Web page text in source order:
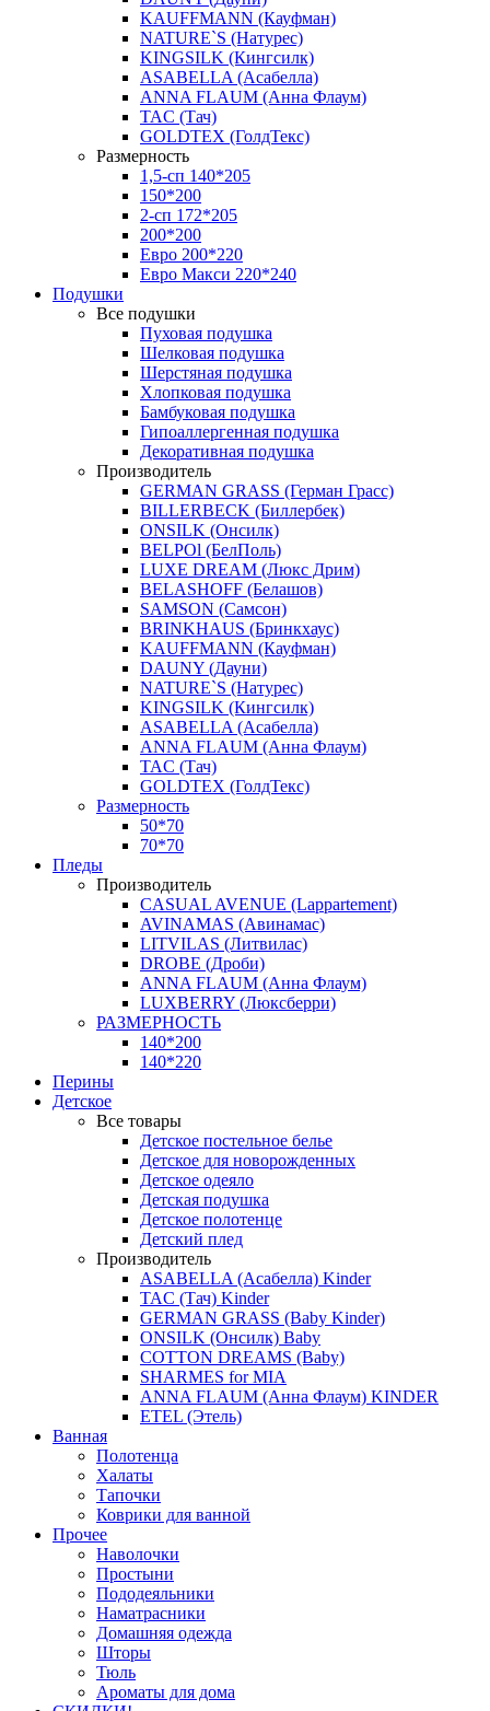
KAUFFMANN (Кауфман)
NATURE`S (Натурес)
KINGSILK (Кингсилк)
ASABELLA (Асабелла)
ANNA FLAUM (Анна Флаум)
TAC (Тач)
GOLDTEX (ГолдТекс)
Размерность
1,5-сп 140*205
150*200
2-сп 172*205
200*200
Евро 200*220
Евро Макси 220*240
Подушки
Все подушки
Пуховая подушка
Шелковая подушка
Шерстяная подушка
Хлопковая подушка
Бамбуковая подушка
Гипоаллергенная подушка
Декоративная подушка
Производитель
GERMAN GRASS (Герман Грасс)
BILLERBECK (Биллербек)
ONSILK (Онсилк)
BELPOl (БелПоль)
LUXE DREAM (Люкс Дрим)
BELASHOFF (Белашов)
SAMSON (Самсон)
BRINKHAUS (Бринкхаус)
KAUFFMANN (Кауфман)
DAUNY (Дауни)
NATURE`S (Натурес)
KINGSILK (Кингсилк)
ASABELLA (Асабелла)
ANNA FLAUM (Анна Флаум)
TAC (Тач)
GOLDTEX (ГолдТекс)
Размерность
50*70
70*70
Пледы
Производитель
CASUAL AVENUE (Lappartement)
AVINAMAS (Авинамас)
LITVILAS (Литвилас)
DROBE (Дроби)
ANNA FLAUM (Анна Флаум)
LUXBERRY (Люксберри)
РАЗМЕРНОСТЬ
140*200
140*220
Перины
Детское
Все товары
Детское постельное белье
Детское для новорожденных
Детское одеяло
Детская подушка
Детское полотенце
Детский плед
Производитель
ASABELLA (Асабелла) Kinder
TAC (Тач) Kinder
GERMAN GRASS (Baby Kinder)
ONSILK (Онсилк) Baby
COTTON DREAMS (Baby)
SHARMES for MIA
ANNA FLAUM (Анна Флаум) KINDER
ETEL (Этель)
Ванная
Полотенца
Халаты
Тапочки
Коврики для ванной
Прочее
Наволочки
Простыни
Пододеяльники
Наматрасники
Домашняя одежда
Шторы
Тюль
Ароматы для дома